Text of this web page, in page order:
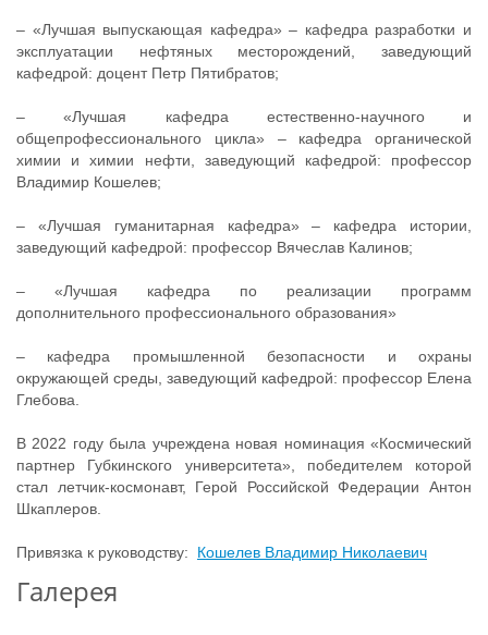
– «Лучшая выпускающая кафедра» – кафедра разработки и
эксплуатации нефтяных месторождений, заведующий
кафедрой: доцент Петр Пятибратов;
– «Лучшая кафедра естественно-научного и
общепрофессионального цикла» – кафедра органической
химии и химии нефти, заведующий кафедрой: профессор
Владимир Кошелев;
– «Лучшая гуманитарная кафедра» – кафедра истории,
заведующий кафедрой: профессор Вячеслав Калинов;
– «Лучшая кафедра по реализации программ
дополнительного профессионального образования»
– кафедра промышленной безопасности и охраны
окружающей среды, заведующий кафедрой: профессор Елена
Глебова.
В 2022 году была учреждена новая номинация «Космический
партнер Губкинского университета», победителем которой
стал летчик-космонавт, Герой Российской Федерации Антон
Шкаплеров.
Привязка к руководству: Кошелев Владимир Николаевич
Галерея